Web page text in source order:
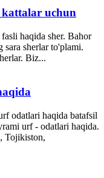
uchun
haqida sher. Bahor
sherlar to'plami.
Biz...
odatlari haqida batafsil
urf - odatlari haqida.
Tojikiston,